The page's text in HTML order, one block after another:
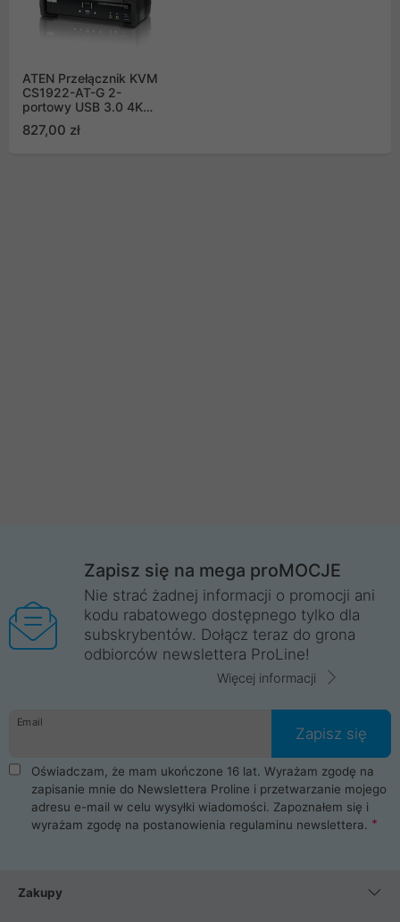
ATEN Przełącznik KVM
CS1922-AT-G 2-
portowy USB 3.0 4K
827,00 zł
Zapisz się na mega proMOCJE
Nie strać żadnej informacji o promocji ani
kodu rabatowego dostępnego tylko dla
subskrybentów. Dołącz teraz do grona
odbiorców newslettera ProLine!
Więcej informacji
Email
Zapisz się
Oświadczam, że mam ukończone 16 lat. Wyrażam zgodę na
zapisanie mnie do Newslettera Proline i przetwarzanie mojego
adresu e-mail w celu wysyłki wiadomości. Zapoznałem się i
wyrażam zgodę na postanowienia regulaminu newslettera.
Zakupy